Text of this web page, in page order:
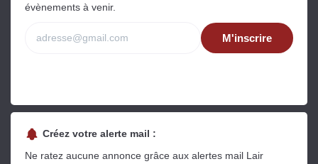
évènements à venir.
M'inscrire
Créez votre alerte mail :
Ne ratez aucune annonce grâce aux alertes mail Lair